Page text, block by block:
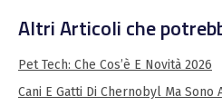
Altri Articoli che
Pet Tech: Che Cos’è E Novità 2026
Cani E Gatti Di Chernobyl Ma Sono